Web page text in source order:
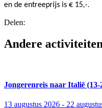
en de entreeprijs is € 15,-.
Delen:
Andere activiteiten
Jongerenreis naar Italië (13-
13 augustus 2026 - 22